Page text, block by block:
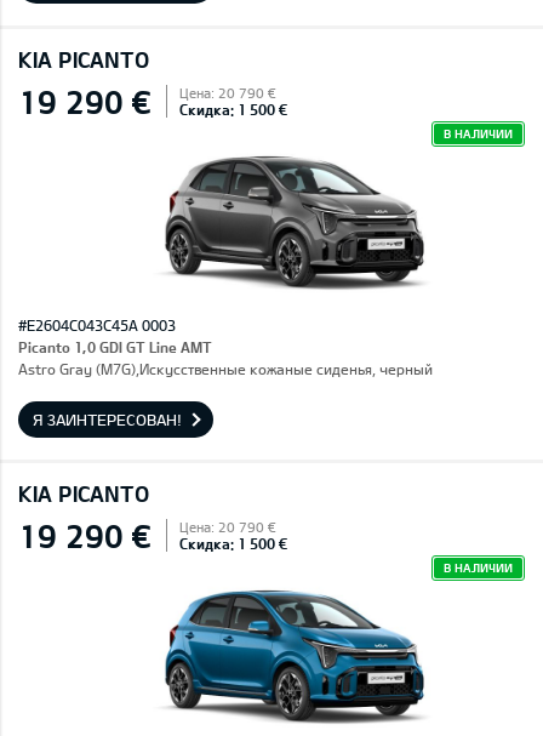
KIA PICANTO
19 290 € Цена: 20 790 €
Скидка: 1 500 €
В НАЛИЧИИ
#E2604C043C45A 0003
Picanto 1,0 GDI GT Line AMT
Astro Gray (M7G),Искусственные кожаные сиденья, черный
Я ЗАИНТЕРЕСОВАН!
KIA PICANTO
19 290 € Цена: 20 790 €
Скидка: 1 500 €
В НАЛИЧИИ